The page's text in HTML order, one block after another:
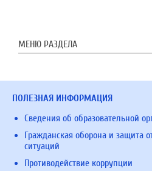
МЕНЮ РАЗДЕЛА
ПОЛЕЗНАЯ ИНФОРМАЦИЯ
Сведения об образовательной
Гражданская оборона и защита
ситуаций
Противодействие коррупции